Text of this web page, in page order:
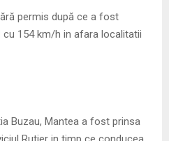
permis după ce a fost
cu 154 km/h in afara localitatii
Buzau, Mantea a fost prinsa